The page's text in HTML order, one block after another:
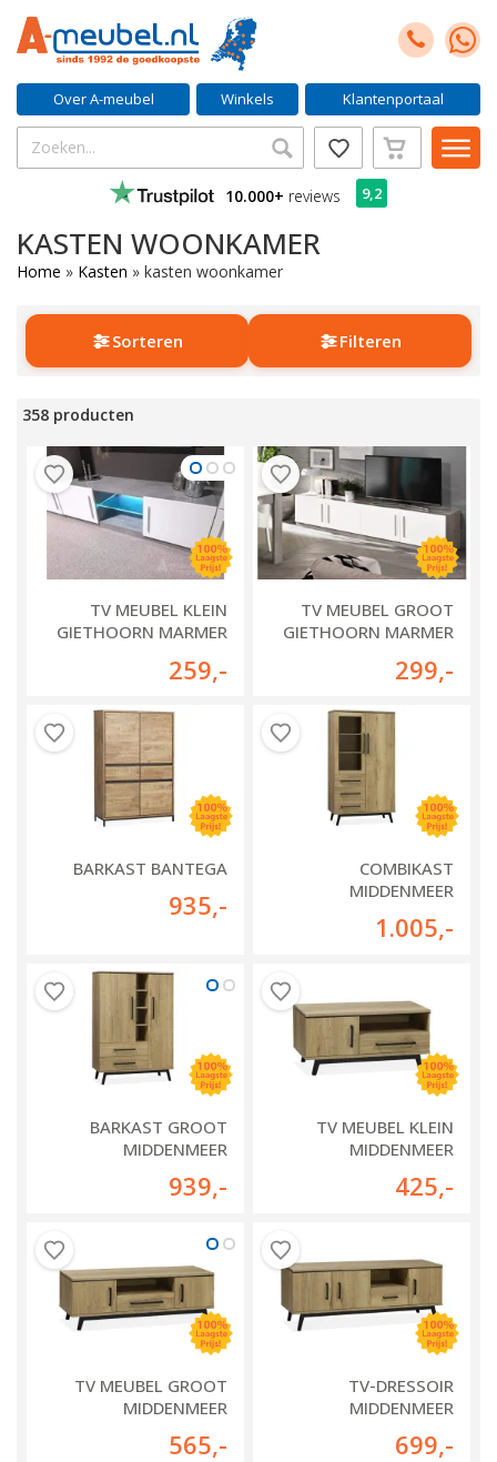
Over A-meubel Winkels Klantenportaal
10.000+ reviews 9,2
KASTEN WOONKAMER
Home » Kasten » kasten woonkamer
Sorteren Filteren
358 producten
TV MEUBEL KLEIN
GIETHOORN MARMER
259,-
TV MEUBEL GROOT
GIETHOORN MARMER
299,-
BARKAST BANTEGA
935,-
COMBIKAST
MIDDENMEER
1.005,-
BARKAST GROOT
MIDDENMEER
939,-
TV MEUBEL KLEIN
MIDDENMEER
425,-
TV MEUBEL GROOT
MIDDENMEER
565,-
TV-DRESSOIR
MIDDENMEER
699,-